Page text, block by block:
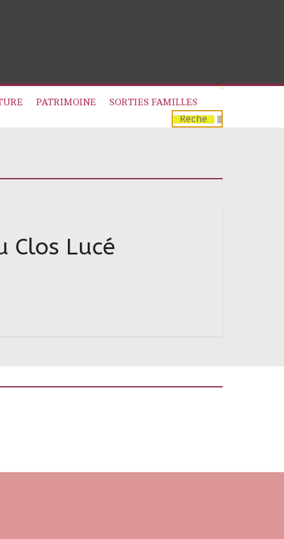
PATRIMOINE
SORTIES FAMILLES
Clos Lucé